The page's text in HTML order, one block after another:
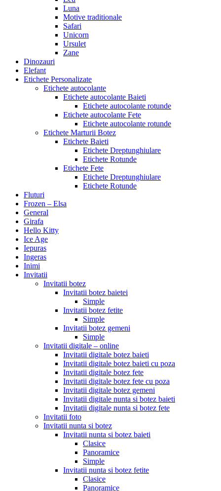
Luna
Motive traditionale
Safari
Unicorn
Ursulet
Zane
Dinozauri
Elefant
Etichete Personalizate
Etichete autocolante
Etichete autocolante Baieti
Etichete autocolante rotunde
Etichete autocolante Fete
Etichete autocolante rotunde
Etichete Marturii Botez
Etichete Baieti
Etichete Dreptunghiulare
Etichete Rotunde
Etichete Fete
Etichete Dreptunghiulare
Etichete Rotunde
Fluturi
Frozen – Elsa
General
Girafa
Hello Kitty
Ice Age
Iepuras
Ingeras
Inimi
Invitatii
Invitatii botez
Invitatii botez baietei
Simple
Invitatii botez fetite
Simple
Invitatii botez gemeni
Simple
Invitatii digitale – online
Invitatii digitale botez baieti
Invitatii digitale botez baieti cu poza
Invitatii digitale botez fete
Invitatii digitale botez fete cu poza
Invitatii digitale botez gemeni
Invitatii digitale nunta si botez baieti
Invitatii digitale nunta si botez fete
Invitatii foto
Invitatii nunta si botez
Invitatii nunta si botez baieti
Clasice
Panoramice
Simple
Invitatii nunta si botez fetite
Clasice
Panoramice